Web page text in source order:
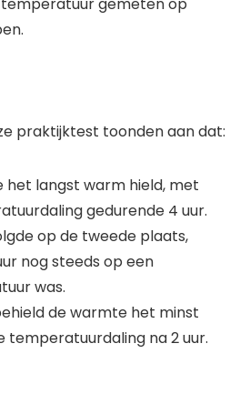
gemeten op
praktijktest toonden aan dat:
het langst warm hield, met
gedurende 4 uur.
op de tweede plaats,
nog steeds op een
was.
de warmte het minst
temperatuurdaling na 2 uur.